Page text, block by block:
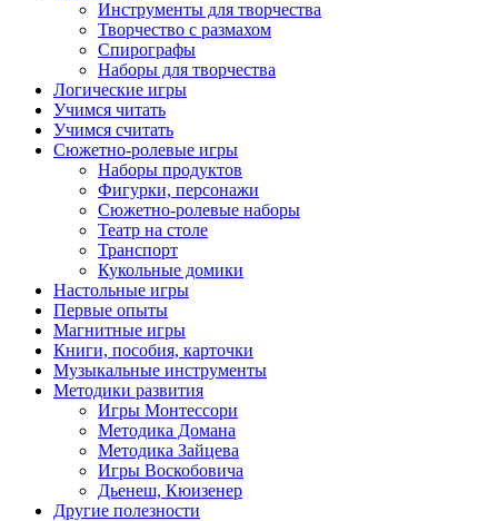
Инструменты для творчества
Творчество с размахом
Спирографы
Наборы для творчества
Логические игры
Учимся читать
Учимся считать
Сюжетно-ролевые игры
Наборы продуктов
Фигурки, персонажи
Сюжетно-ролевые наборы
Театр на столе
Транспорт
Кукольные домики
Настольные игры
Первые опыты
Магнитные игры
Книги, пособия, карточки
Музыкальные инструменты
Методики развития
Игры Монтессори
Методика Домана
Методика Зайцева
Игры Воскобовича
Дьенеш, Кюизенер
Другие полезности